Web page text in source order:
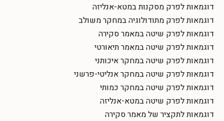
דוגמאות לפרק מסקנות במטא-אנליזה
דוגמאות לפרק מתודולוגיה במחקר משולב
דוגמאות לפרק שיטה במאמר סקירה
דוגמאות לפרק שיטה במאמר תיאורטי
דוגמאות לפרק שיטה במחקר איכותני
דוגמאות לפרק שיטה במחקר אנליטי-פרשני
דוגמאות לפרק שיטה במחקר כמותי
דוגמאות לפרק שיטה במטא-אנליזה
דוגמאות לתקציר של מאמר סקירה